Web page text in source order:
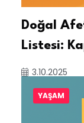
Doğal
Listesi:
3.10.2025
YAŞAM